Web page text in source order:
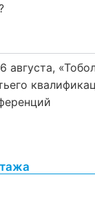
августа,